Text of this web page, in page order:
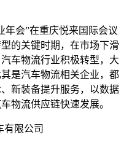
年会”在重庆悦来国际会议
的关键时期，在市场下滑
车物流行业积极转型，大
是汽车物流相关企业，都
新装备提升服务，以数据
物流供应链快速发展。